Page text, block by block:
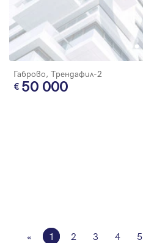
Габрово, Трендафил-2
50 000
« 1 2 3 4 5